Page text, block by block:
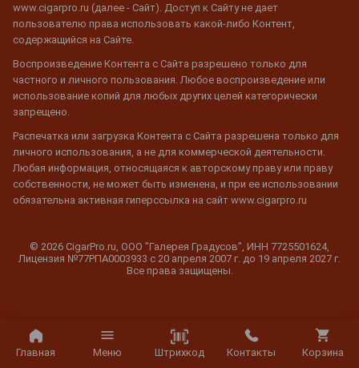
Главная Меню Штрихкод Контакты Корзина
www.cigarpro.ru (далее - Сайт). Доступ к Сайту не дает
пользователю права использовать какой-либо Контент,
содержащийся на Сайте.
Воспроизведение Контента с Сайта разрешено только для
частного и личного пользования. Любое воспроизведение или
использование копий для любых других целей категорически
запрещено.
Распечатка или загрузка Контента с Сайта разрешена только для
личного использования, а не для коммерческой деятельности.
Любая информация, относящаяся к авторскому праву или праву
собственности, не может быть изменена, и при ее использовании
обязательна активная гиперссылка на сайт www.cigarpro.ru
© 2026 CigarPro.ru, ООО "Галерея Градусов", ИНН 7725501624,
Лицензия №77РПА0003933 c 20 апреля 2007 г. до 19 апреля 2027 г.
Все права защищены.